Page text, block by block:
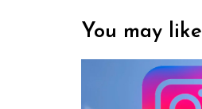
You may like